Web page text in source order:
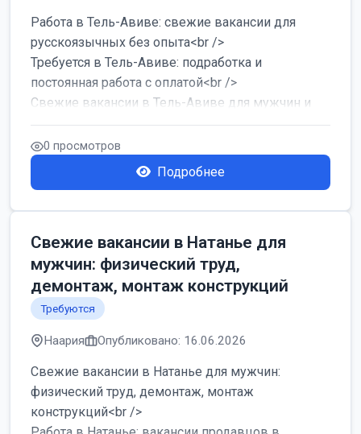
Работа в Тель-Авиве: свежие вакансии для
русскоязычных без опыта<br />
Требуется в Тель-Авиве: подработка и
постоянная работа с оплатой<br />
Свежие вакансии в Тель-Авиве для мужчин и
женщин от хозя...
0 просмотров
Подробнее
Свежие вакансии в Натанье для
мужчин: физический труд,
демонтаж, монтаж конструкций
Требуются
Наария Опубликовано: 16.06.2026
Свежие вакансии в Натанье для мужчин:
физический труд, демонтаж, монтаж
конструкций<br />